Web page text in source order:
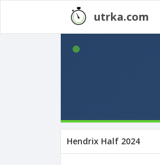
utrka.com
Hendrix Half 2024